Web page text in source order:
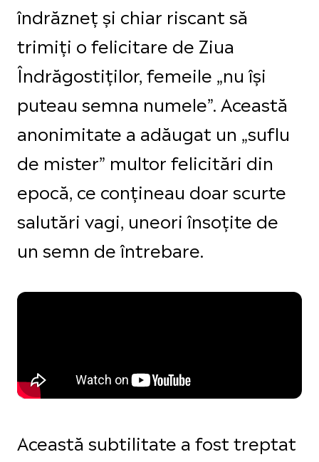
îndrăzneț și chiar riscant să
trimiți o felicitare de Ziua
Îndrăgostiților, femeile „nu își
puteau semna numele”. Această
anonimitate a adăugat un „suflu
de mister” multor felicitări din
epocă, ce conțineau doar scurte
salutări vagi, uneori însoțite de
un semn de întrebare.
Această subtilitate a fost treptat